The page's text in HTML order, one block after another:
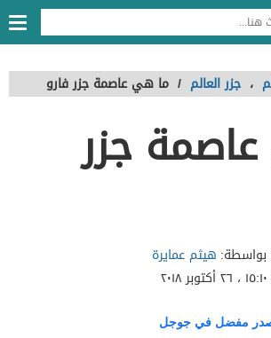
، جزر العالم / ما هي عاصمة جزر فارو
جزر
بواسطة: هيثم عمايرة
١٥:١٠ ، ٢٦ أكتوبر ٢٠١٨
مفضل في جوجل